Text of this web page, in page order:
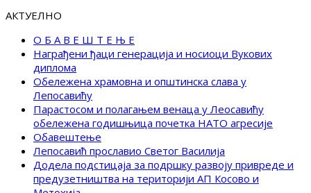
АКТУЕЛНО
О Б А В Е Ш Т Е Њ Е
Награђени ђаци генерација и носиоци Вукових
диплома
Обележена храмовна и општинска слава у
Лепосавићу
Парастосом и полагањем венаца у Леосавићу
обележена годишњица почетка НАТО агресије
Обавештење
Лепосавић прославио Светог Василија
Додела подстицаја за подршку развоју привреде и
предузетништва на територији АП Косово и